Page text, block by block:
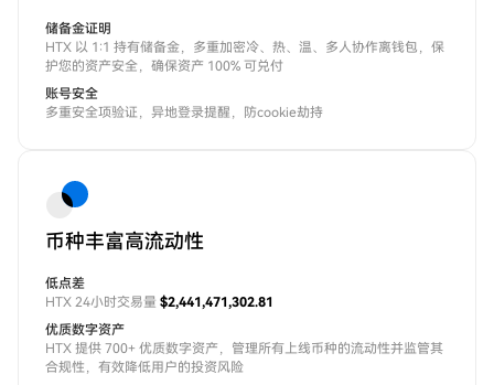
储备金证明
HTX 以 1:1 持有储备金，多重加密冷、热、温、多人协作离钱包，保
护您的资产安全，确保资产 100% 可兑付
账号安全
多重安全项验证，异地登录提醒，防cookie劫持
币种丰富高流动性
低点差
HTX 24小时交易量 $2,441,471,302.81
优质数字资产
HTX 提供 700+ 优质数字资产，管理所有上线币种的流动性并监管其
合规性，有效降低用户的投资风险